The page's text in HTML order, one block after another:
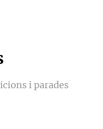
i parades